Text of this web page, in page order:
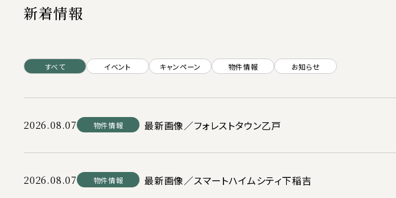
新着情報
すべて イベント キャンペーン 物件情報 お知らせ
2026.08.07 物件情報 最新画像／フォレストタウン乙戸
2026.08.07 物件情報 最新画像／スマートハイムシティ下稲吉